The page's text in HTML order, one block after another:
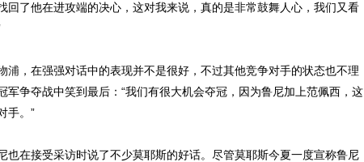
回了他在进攻端的决心，这对我来说，真的是非常鼓舞人心，我们又看
浦 ，在强强对话中的表现并不是很好，不过其他竞争对手的状态也不理
军争夺战中笑到最后：“我们有很大机会夺冠，因为鲁尼加上范佩西，这
手。”
在接受采访时说了不少莫耶斯的好话。尽管莫耶斯今夏一度宣称鲁尼